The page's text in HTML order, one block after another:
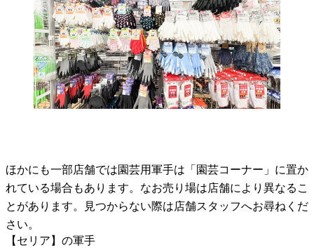
ほかにも一部店舗では園芸用軍手は「園芸コーナー」に置か
れている場合もあります。なお売り場は店舗により異なるこ
とがあります。見つからない際は店舗スタッフへお尋ねくだ
さい。
【セリア】の軍手